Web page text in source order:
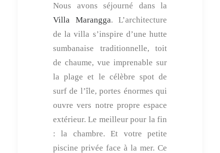
Nous avons séjourné dans la
Villa Marangga. L’architecture
de la villa s’inspire d’une hutte
sumbanaise traditionnelle, toit
de chaume, vue imprenable sur
la plage et le célèbre spot de
surf de l’île, portes énormes qui
ouvre vers notre propre espace
extérieur. Le meilleur pour la fin
: la chambre. Et votre petite
piscine privée face à la mer. Ce